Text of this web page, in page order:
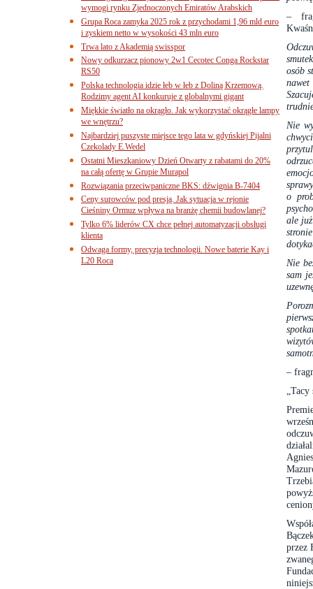
–
osób
Nie
o
ale
Nie
sam
–
przez
wymogi rynku Zjednoczonych Emiratów Arabskich
Grupa Roca zamyka 2025 rok z przychodami 1,96 mld euro
i zyskiem netto w wysokości 43 mln euro
Trwa lato z Akademią swisspor
Nowy odkurzacz pionowy 2w1 Cecotec Conga Rockstar
RS50
Polska technologia idzie łeb w łeb z Doliną Krzemową.
Rodzimy agent AI konkuruje z globalnymi gigant
Miękkie światło na okrągło. Jak wykorzystać okrągłe lampy
we wnętrzu?
Najbardziej puszyste miejsce tego lata w gdyńskiej Pijalni
Czekolady E.Wedel
Ostatni Mieszkaniowy Dzień Otwarty z rabatami do 20%
na całą ofertę w Grupie Murapol
Rozwiązania przeciwpaniczne BKS: dźwignia B-7404
Ceny surowców pod presją. Jak sytuacja w rejonie
Cieśniny Ormuz wpływa na branżę chemii budowlanej?
Tylko 6% liderów CX chce pełnej automatyzacji obsługi
klienta
Odwaga formy, precyzja technologii. Nowe baterie Kay i
L20 Roca